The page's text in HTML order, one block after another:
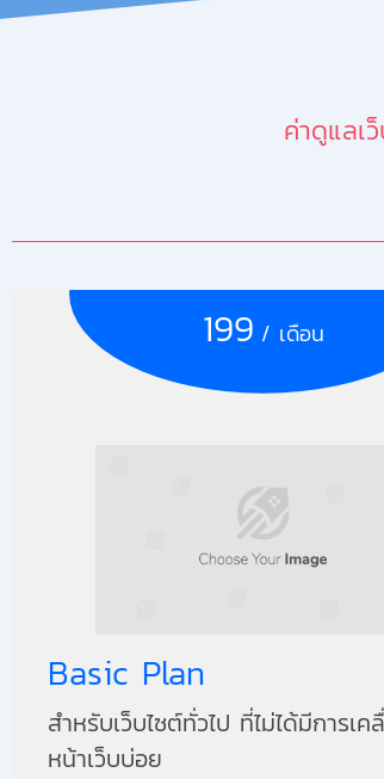
ค่าดูแลเ
199 / เดือน
Basic Plan
สำหรับเว็บไซต์ทั่วไป ที่ไม่ได้มีการเค
หน้าเว็บบ่อย